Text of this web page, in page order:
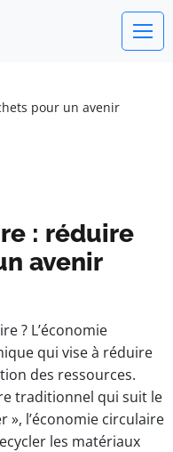
pour un avenir
: réduire
avenir
? L’économie
qui vise à réduire
des ressources.
traditionnel qui suit le
», l’économie circulaire
les matériaux